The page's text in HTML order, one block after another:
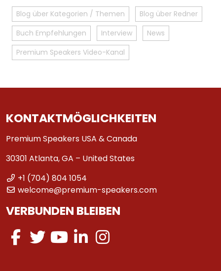
Blog über Kategorien / Themen
Blog über Redner
Buch Empfehlungen
Interview
News
Premium Speakers Video-Kanal
KONTAKTMÖGLICHKEITEN
Premium Speakers USA & Canada
30301 Atlanta, GA – United States
+1 (704) 804 1054
welcome@premium-speakers.com
VERBUNDEN BLEIBEN